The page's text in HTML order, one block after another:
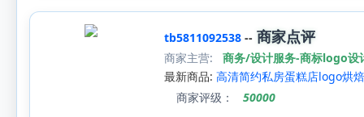
tb5811092538 -- 商家点评
商家主营:
商务/设计服务-商标logo设
最新商品: 高清简约私房蛋糕店logo烘
商家评级：
50000